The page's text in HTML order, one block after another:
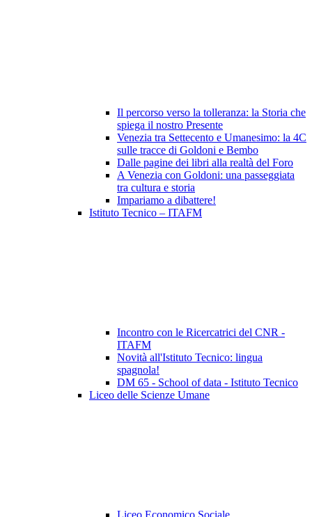
Il percorso verso la tolleranza: la Storia che
spiega il nostro Presente
Venezia tra Settecento e Umanesimo: la 4C
sulle tracce di Goldoni e Bembo
Dalle pagine dei libri alla realtà del Foro
A Venezia con Goldoni: una passeggiata
tra cultura e storia
Impariamo a dibattere!
Istituto Tecnico – ITAFM
Incontro con le Ricercatrici del CNR -
ITAFM
Novità all'Istituto Tecnico: lingua
spagnola!
DM 65 - School of data - Istituto Tecnico
Liceo delle Scienze Umane